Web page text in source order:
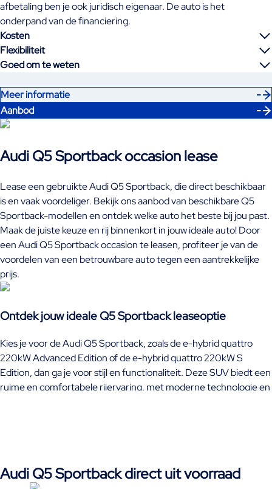
afbetaling ben je ook juridisch eigenaar. De auto is het
onderpand van de financiering.
Kosten
Flexibiliteit
Goed om te weten
Meer informatie
Aanbod
Audi Q5 Sportback occasion lease
Lease een gebruikte Audi Q5 Sportback, die direct beschikbaar
is en vaak voordeliger. Bekijk ons aanbod van beschikbare Q5
Sportback-modellen en ontdek welke auto het beste bij jou past.
Maak de juiste keuze en rij binnenkort in jouw ideale auto! Door
een Audi Q5 Sportback occasion te leasen, profiteer je van de
voordelen van een betrouwbare auto tegen een aantrekkelijke
prijs.
Ontdek jouw ideale Q5 Sportback leaseoptie
Kies je voor de Audi Q5 Sportback, zoals de e-hybrid quattro
220kW Advanced Edition of de e-hybrid quattro 220kW S
Edition, dan ga je voor stijl en functionaliteit. Deze SUV biedt een
ruime en comfortabele rijervaring, met moderne technologie en
een premium SUV.
Audi Q5 Sportback direct uit voorraad